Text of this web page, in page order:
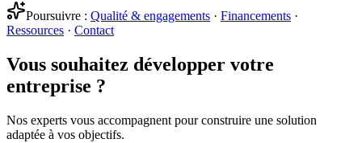
Poursuivre : Qualité & engagements · Financements ·
Ressources · Contact
Vous souhaitez développer votre
entreprise ?
Nos experts vous accompagnent pour construire une solution
adaptée à vos objectifs.